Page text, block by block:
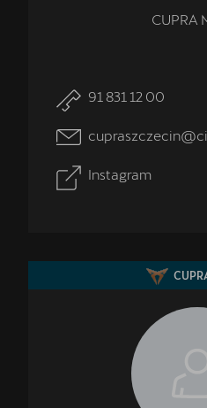
CUPRA
91 831 12 00
Instagram